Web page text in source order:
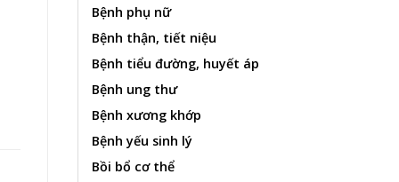
Bệnh phụ nữ
Bệnh thận, tiết niệu
Bệnh tiểu đường, huyết áp
Bệnh ung thư
Bệnh xương khớp
Bệnh yếu sinh lý
Bồi bổ cơ thể